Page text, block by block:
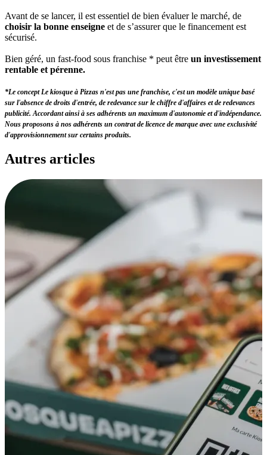
Avant de se lancer, il est essentiel de bien évaluer le marché, de
choisir la bonne enseigne et de s’assurer que le financement est
sécurisé.
Bien géré, un fast-food sous franchise * peut être un investissement
rentable et pérenne.
*Le concept Le kiosque à Pizzas n'est pas une franchise, c'est un modèle unique basé
sur l'absence de droits d'entrée, de redevance sur le chiffre d'affaires et de redevances
publicité. Accordant ainsi à ses adhérents un maximum d'autonomie et d'indépendance.
Nous proposons à nos adhérents un contrat de licence de marque avec une exclusivité
d'approvisionnement sur certains produits.
Autres articles